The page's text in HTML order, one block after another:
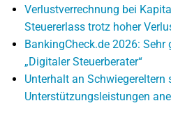
Verlustverrechnung bei
Steuererlass trotz hoher
BankingCheck.de 2026: Sehr
„Digitaler Steuerberater“
Unterhalt an Schwiegereltern
Unterstützungsleistungen